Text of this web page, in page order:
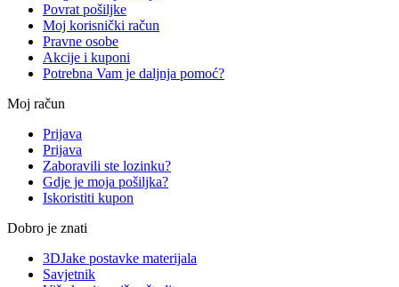
Povrat pošiljke
Moj korisnički račun
Pravne osobe
Akcije i kuponi
Potrebna Vam je daljnja pomoć?
Moj račun
Prijava
Prijava
Zaboravili ste lozinku?
Gdje je moja pošiljka?
Iskoristiti kupon
Dobro je znati
3DJake postavke materijala
Savjetnik